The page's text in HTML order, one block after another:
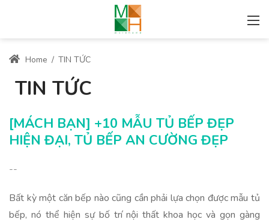
Home / TIN TỨC
TIN TỨC
[MÁCH BẠN] +10 MẪU TỦ BẾP ĐẸP
HIỆN ĐẠI, TỦ BẾP AN CƯỜNG ĐẸP
--
Bất kỳ một căn bếp nào cũng cần phải lựa chọn được mẫu tủ
bếp, nó thể hiện sự bố trí nội thất khoa học và gọn gàng